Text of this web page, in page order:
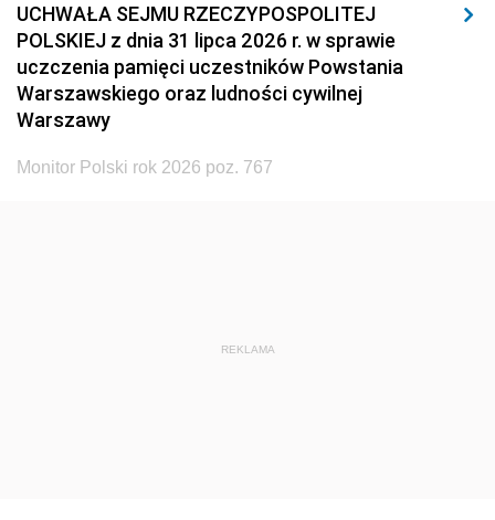
UCHWAŁA SEJMU RZECZYPOSPOLITEJ
POLSKIEJ z dnia 31 lipca 2026 r. w sprawie
uczczenia pamięci uczestników Powstania
Warszawskiego oraz ludności cywilnej
Warszawy
Monitor Polski rok 2026 poz. 767
REKLAMA